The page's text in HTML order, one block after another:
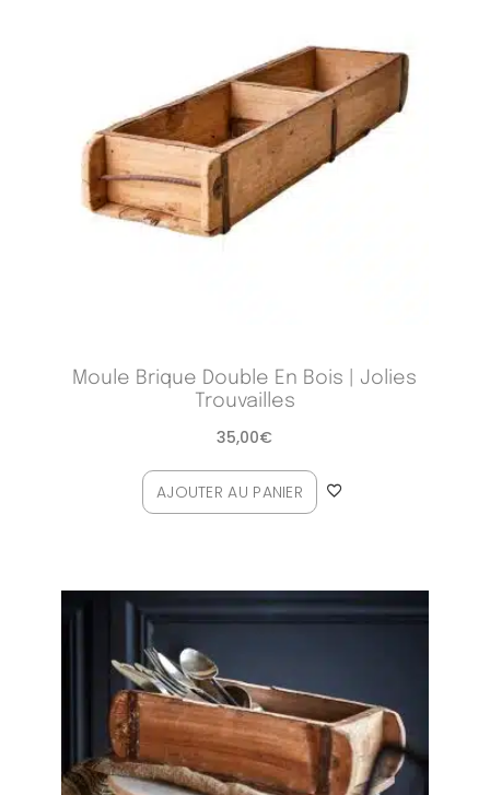
Moule Brique Double En Bois | Jolies
Trouvailles
35,00€
AJOUTER AU PANIER